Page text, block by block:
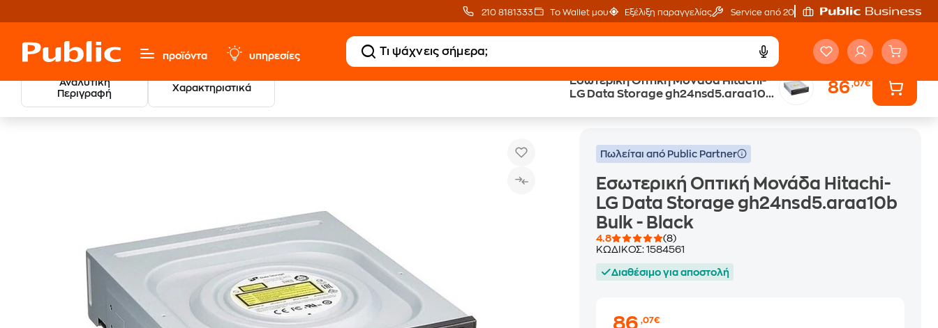
210 8181333 Το Wallet μου Εξέλιξη παραγγελίας Service από 20'
προϊόντα υπηρεσίες
Αναλυτική
Περιγραφή
Χαρακτηριστικά
Εσωτερική Οπτική Μονάδα Hitachi-
LG Data Storage gh24nsd5.araa10b
86,07€
Υπολογιστές & Περιφερειακά
Εσωτερική Οπτική Μονάδα Hitachi-LG Data Storage gh24nsd5.araa10b Bulk - Black
Πωλείται από Public Partner
Εσωτερική Οπτική Μονάδα Hitachi-
LG Data Storage gh24nsd5.araa10b
Bulk - Black
4.8
(8)
ΚΩΔΙΚΟΣ:1584561
Διαθέσιμο για αποστολή
86,07€